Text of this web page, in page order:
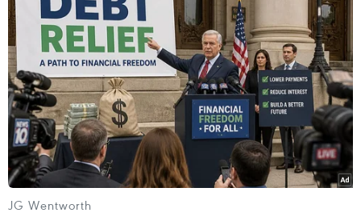
Theo dõi VietnamPlus
TIN LIÊN QUAN
JG Wentworth